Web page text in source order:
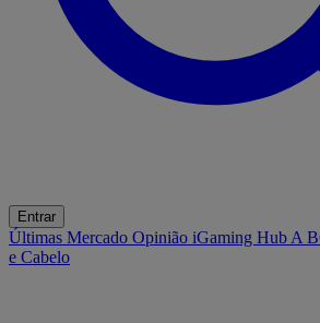
Entrar
Últimas Mercado Opinião iGaming Hub A
e Cabelo